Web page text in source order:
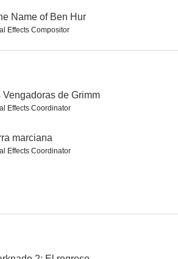
Ben Hur Flight World War II
Name of Ben Hur
Effects Compositor
Vengadoras de Grimm
Effects Coordinator
marciana
Effects Coordinator